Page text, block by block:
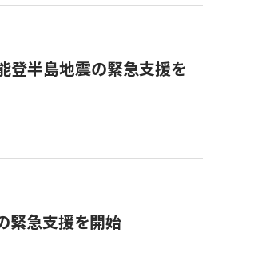
登半島地震の緊急支援を
緊急支援を開始